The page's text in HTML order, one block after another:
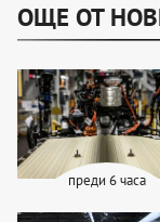
ОЩЕ ОТ
преди 6 часа